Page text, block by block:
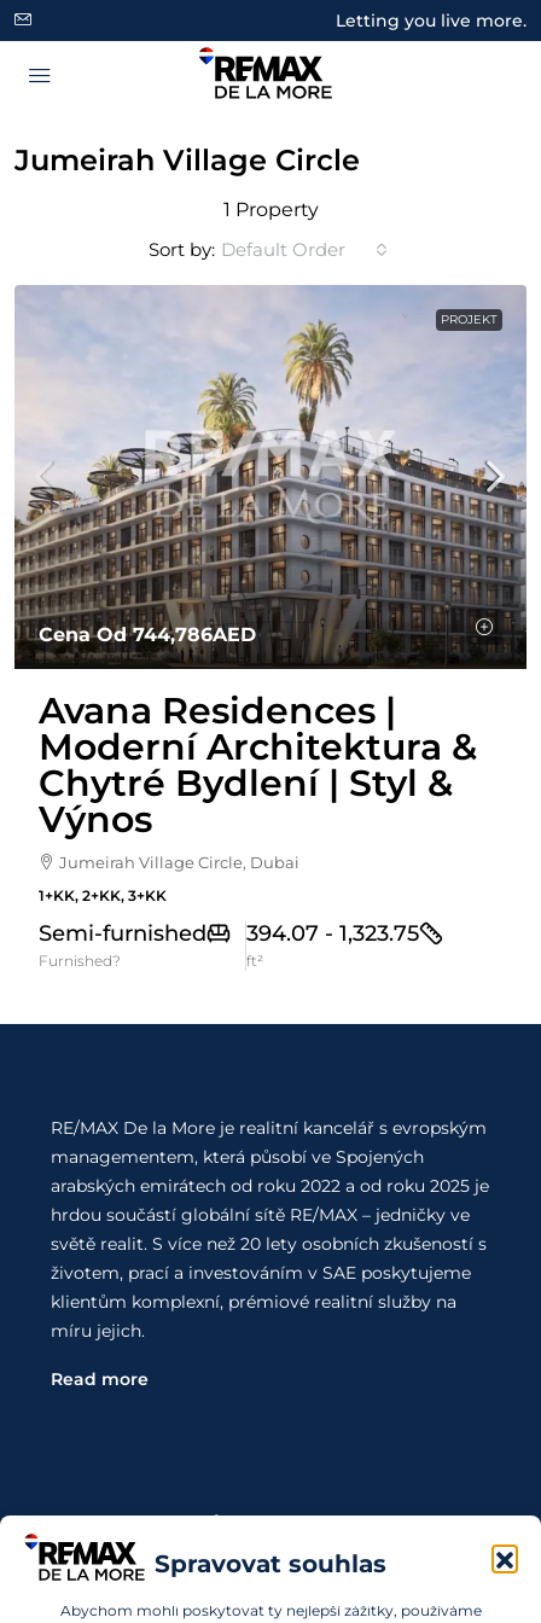
Spravovat souhlas
Abychom mohli poskytovat ty nejlepší zážitky, používáme
Letting you live more.
Jumeirah Village Circle
1 Property
Sort by: Default Order
PROJEKT
Cena Od744,786AED
Avana Residences |
Moderní Architektura &
Chytré Bydlení | Styl &
Výnos
Jumeirah Village Circle, Dubai
1+KK, 2+KK, 3+KK
Semi-furnished
Furnished?
394.07 - 1,323.75
ft²
RE/MAX De la More je realitní kancelář s evropským
managementem, která působí ve Spojených
arabských emirátech od roku 2022 a od roku 2025 je
hrdou součástí globální sítě RE/MAX – jedničky ve
světě realit. S více než 20 lety osobních zkušeností s
životem, prací a investováním v SAE poskytujeme
klientům komplexní, prémiové realitní služby na
míru jejich.
Read more
Kontaktujte Nás
kde začít? Obraťte se na nás.